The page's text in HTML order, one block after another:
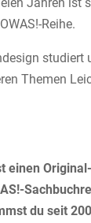
Reihe.
studiert
Themen
einen
du seit